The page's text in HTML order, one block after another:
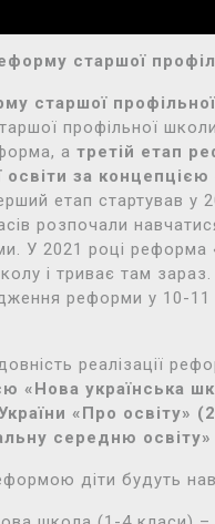
старшої
старшої
профільної
а третій етап
освіти за концепцією
етап стартував у
розпочали
У 2021 році реформа
і триває там зараз.
реформи у 10-11
реалізації
«Нова українська
«Про освіту»
середню освіту»
діти будуть